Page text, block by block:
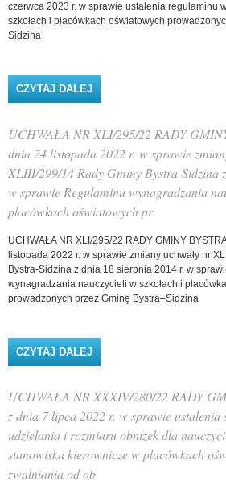
czerwca 2023 r. w sprawie ustalenia regulaminu
szkołach i placówkach oświatowych
Sidzina
CZYTAJ DALEJ
BYSTRA-SIDZINA Z DNIA
PLACÓWKACH
PRZEZ GMINĘ BYSTRA-
UCHWAŁA NR XLI/295/22 RADY
dnia 24 listopada 2022 r. w sprawie
XLIII/299/14 Rady Gminy Bystra-Sidzina
w sprawie Regulaminu wynagradzania
placówkach oświatowych pr
UCHWAŁA NR XLI/295/22 RADY GMINY
listopada 2022 r. w sprawie zmiany uchwały nr
Bystra-Sidzina z dnia 18 sierpnia 2014 r. w
wynagradzania nauczycieli w szkołach i
prowadzonych przez Gminę Bystra–Sidzina
CZYTAJ DALEJ
BYSTRA-SIDZINA Z DNIA
R. W SPRAWIE
NAUCZYCIELI W
OŚWIATOWYCH PR
UCHWAŁA NR XXXIV/280/22 RADY
z dnia 7 lipca 2022 r. w sprawie ustalenia
udzielania i rozmiaru obniżek dla
stanowiska kierownicze w placówkach
zwalniania od ob